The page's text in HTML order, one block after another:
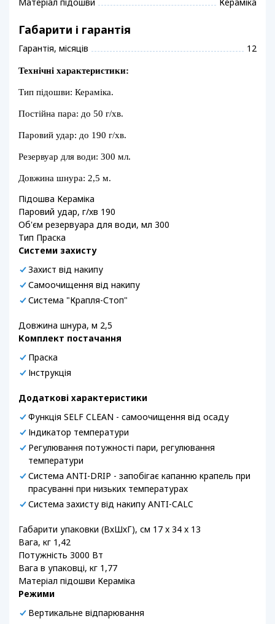
Габарити і гарантія
Гарантія, місяців 12
Технічні характеристики:
Тип підошви: Кераміка.
Постійна пара: до 50 г/хв.
Паровий удар: до 190 г/хв.
Резервуар для води: 300 мл.
Довжина шнура: 2,5 м.
Підошва Кераміка
Паровий удар, г/хв 190
Об'єм резервуара для води, мл 300
Тип Праска
Системи захисту
Захист від накипу
Самоочищення від накипу
Система "Крапля-Стоп"
Довжина шнура, м 2,5
Комплект постачання
Праска
Інструкція
Додаткові характеристики
Функція SELF CLEAN - самоочищення від осаду
Індикатор температури
Регулювання потужності пари, регулювання
температури
Система ANTI-DRIP - запобігає капанню крапель при
прасуванні при низьких температурах
Система захисту від накипу ANTI-CALC
Габарити упаковки (ВхШхГ), см 17 x 34 x 13
Вага, кг 1,42
Потужність 3000 Вт
Вага в упаковці, кг 1,77
Матеріал підошви Кераміка
Режими
Вертикальне відпарювання